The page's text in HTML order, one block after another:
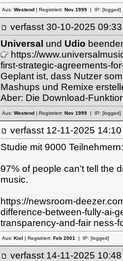
Aus: Westend| Registriert: Nov 1999| IP: [logged]
verfasst 30-10-2025
Universal und Udio
https://
first-strategic-agreements-
Geplant ist, dass Nutzer
Mashups und Remixe
Aber: Die Download-
Aus: Westend| Registriert: Nov 1999| IP: [logged]
verfasst 12-11-2025
Studie mit 9000 Teilnehmern:
97% of people can’t tell the
music.
https://newsroom-
difference-between-fully-ai-
transparency-and-fair ness-
Aus: Kiel | Registriert: Feb 2001| IP: [logged]
verfasst 14-11-2025